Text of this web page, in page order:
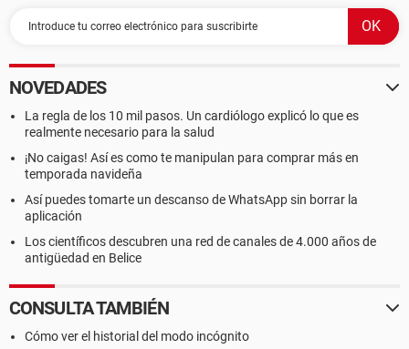
NOVEDADES
La regla de los 10 mil pasos. Un cardiólogo explicó lo que es
realmente necesario para la salud
¡No caigas! Así es como te manipulan para comprar más en
temporada navideña
Así puedes tomarte un descanso de WhatsApp sin borrar la
aplicación
Los científicos descubren una red de canales de 4.000 años de
antigüedad en Belice
CONSULTA TAMBIÉN
Cómo ver el historial del modo incógnito